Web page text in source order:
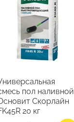
пол наливной
Скорлайн
20 кг